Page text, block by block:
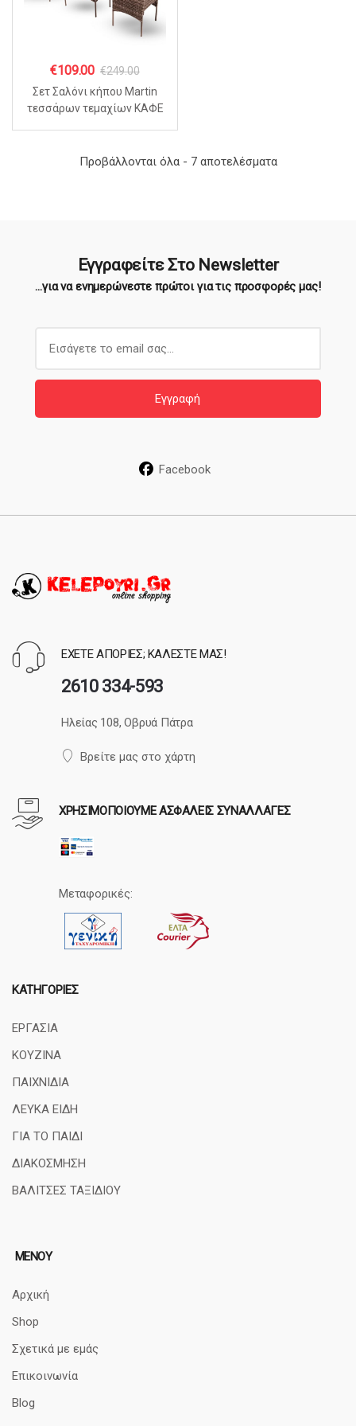
€109.00 €249.00
Σετ Σαλόνι κήπου Martin
τεσσάρων τεμαχίων ΚΑΦΕ
Προβάλλονται όλα - 7 αποτελέσματαSorted
Εγγραφείτε Στο Newsletter
...για να ενημερώνεστε πρώτοι για τις προσφορές μας!
l
Εγγραφή
Facebook
ΕΧΕΤΕ ΑΠΟΡΙΕΣ; ΚΑΛΕΣΤΕ ΜΑΣ!
2610 334-593
Ηλείας 108, Οβρυά Πάτρα
Βρείτε μας στο χάρτη
ΧΡΗΣΙΜΟΠΟΙΟΥΜΕ ΑΣΦΑΛΕΙΣ ΣΥΝΑΛΛΑΓΕΣ
Μεταφορικές:
ΚΑΤΗΓΟΡΊΕΣ
ΕΡΓΑΣΙΑ
ΚΟΥΖΙΝΑ
ΠΑΙΧΝΙΔΙΑ
ΛΕΥΚΑ ΕΙΔΗ
ΓΙΑ ΤΟ ΠΑΙΔΙ
ΔΙΑΚΟΣΜΗΣΗ
ΒΑΛΙΤΣΕΣ ΤΑΞΙΔΙΟΥ
ΜΕΝΟΥ
Αρχική
Shop
Σχετικά με εμάς
Επικοινωνία
Blog